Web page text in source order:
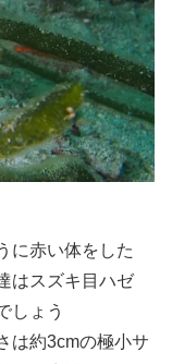
に赤い体をした
はスズキ目ハゼ
しょう
は約3cmの極小サ